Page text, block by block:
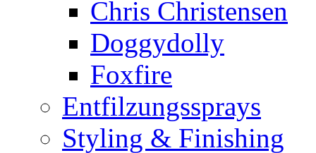
Chris Christensen
Doggydolly
Foxfire
Entfilzungssprays
Styling & Finishing